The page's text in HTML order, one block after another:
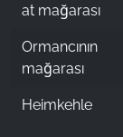
at mağarası
Ormancının
mağarası
Heimkehle